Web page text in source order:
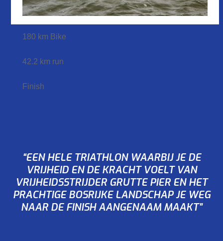
180 km Bike
42.2 km run
Finish
“EEN HELE TRIATHLON WAARBIJ JE DE
VRIJHEID EN DE KRACHT VOELT VAN
VRIJHEIDSSTRIJDER GRUTTE PIER EN HET
PRACHTIGE BOSRIJKE LANDSCHAP JE WEG
NAAR DE FINISH AANGENAAM MAAKT”